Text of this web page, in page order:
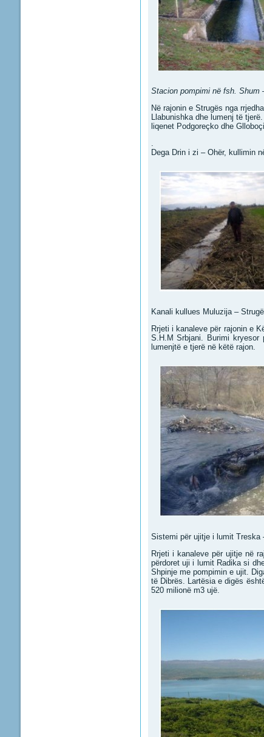
Stacion pompimi në fsh. Shum
Në rajonin e Strugës nga
Llabunishka dhe lumenj të
liqenet Podgoreçko dhe
.
Dega Drin i zi – Ohër, kullimin
Kanali kullues Muluzija – Strugë
Rrjeti i kanaleve për rajonin e
S.H.M Srbjani. Burimi
lumenjtë e tjerë në këtë rajon.
Sistemi për ujitje i lumit Treska
Rrjeti i kanaleve për ujitje në
përdoret uji i lumit Radika si
Shpinje me pompimin e ujit.
të Dibrës. Lartësia e digës
520 milionë m3 ujë.